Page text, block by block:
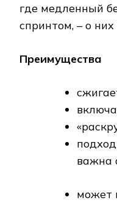
где медленный
спринтом, – о
Преимущества
важна
может